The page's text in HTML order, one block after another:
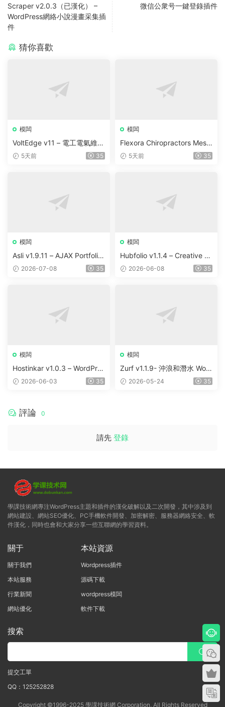
Scraper v2.0.3（已漢化） –
WordPress網絡小說漫畫采集插
件
微信公衆号一鍵登錄插件
猜你喜歡
模闆
VoltEdge v11 – 電工電氣維修
WordPress 主題
5天前 35
模闆
Flexora Chiropractors Mess
age and Physical Therapist
5天前 35
模闆
Asli v1.9.11 – AJAX Portfolio
Elementor WordPress Them
2026-07-08 35
模闆
Hubfolio v1.1.4 – Creative P
ortfolio & Digital Agency Wo
2026-06-08 35
模闆
Hostinkar v1.0.3 – WordPres
s & WHMCS 主題
2026-06-03 35
模闆
Zurf v1.1.9- 沖浪和潛水 Wor
dPress主題
2026-05-24 35
評論 0
請先 登錄
學課技術網專注WordPress主題和插件的漢化破解以及二次開發，其中涉及到
網站建設、網站SEO優化、PC手機軟件開發、加密解密、服務器網絡安全、軟
件漢化，同時也會和大家分享一些互聯網的學習資料。
關于
關于我們
本站服務
行業新聞
網站優化
本站資源
Wordpress插件
源碼下載
wordpress模闆
軟件下載
搜索
提交工單
QQ：125252828
Copyright ©1996-2025 學課技術網 Corporation, All Rights Reserved